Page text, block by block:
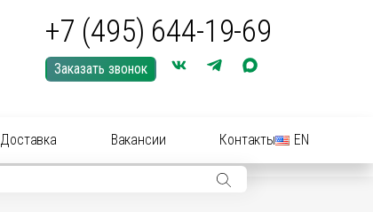
+7 (495) 644-19-69
Заказать звонок
Доставка Вакансии Контакты EN